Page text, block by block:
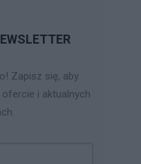
Zapisz się, aby
i aktualnych